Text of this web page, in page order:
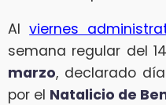
Alviernes
semana regular del
marzo, declarado
por el Natalicio de